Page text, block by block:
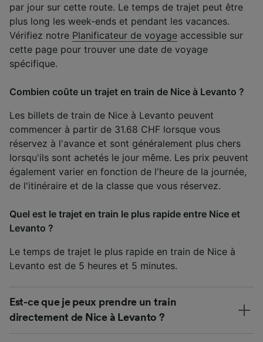
par jour sur cette route. Le temps de trajet peut être
plus long les week-ends et pendant les vacances.
Vérifiez notre Planificateur de voyage accessible sur
cette page pour trouver une date de voyage
spécifique.
Combien coûte un trajet en train de Nice à Levanto ?
Les billets de train de Nice à Levanto peuvent
commencer à partir de 31.68 CHF lorsque vous
réservez à l'avance et sont généralement plus chers
lorsqu'ils sont achetés le jour même. Les prix peuvent
également varier en fonction de l'heure de la journée,
de l'itinéraire et de la classe que vous réservez.
Quel est le trajet en train le plus rapide entre Nice et
Levanto ?
Le temps de trajet le plus rapide en train de Nice à
Levanto est de 5 heures et 5 minutes.
Est-ce que je peux prendre un train
directement de Nice à Levanto ?